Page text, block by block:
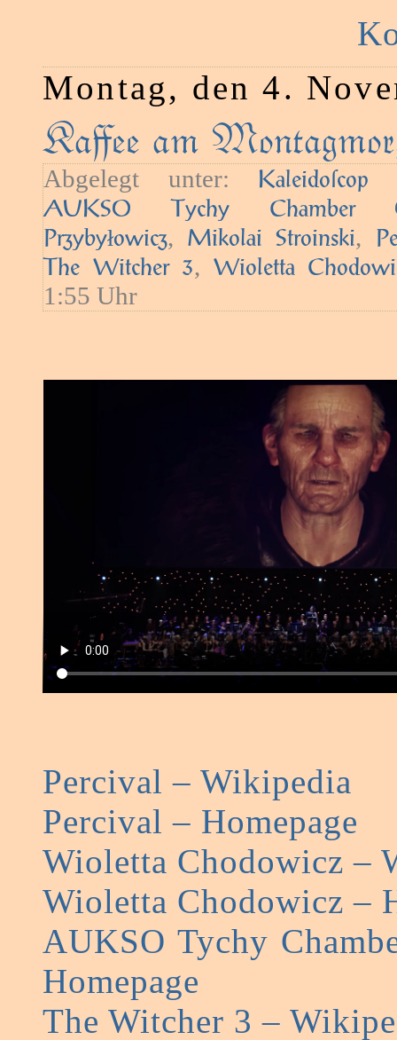
Montag, den 4.
Kaﬀee am
Abgelegt unter: Kaleidoſcop
AUKSO Tychy Chamber
Przybyłowicz, Mikolai Stroinski,
The Witcher 3, Wioletta
1:55 Uhr
Percival – Wikipedia
Percival – Homepage
Wioletta Chodowicz –
Wioletta Chodowicz –
AUKSO Tychy
Homepage
The Witcher 3 –